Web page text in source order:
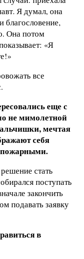
Я думал, она
благословение,
Она потом
«Я
все
еще с
не мимолетной
мечтая
себя
пожарными.
стать
поступать
закончить
подавать заявку
в